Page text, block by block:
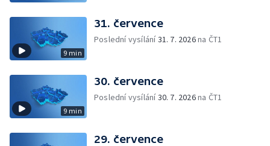
9 min
31. července
Poslední vysílání31. 7. 2026na ČT1
9 min
30. července
Poslední vysílání30. 7. 2026na ČT1
29. července